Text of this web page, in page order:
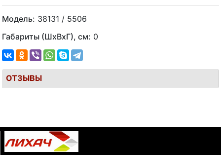
Модель: 38131 / 5506
Габариты (ШхВхГ), см: 0
ОТЗЫВЫ